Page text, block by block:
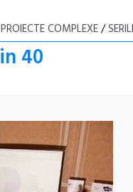
PROIECTE COMPLEXE/
40